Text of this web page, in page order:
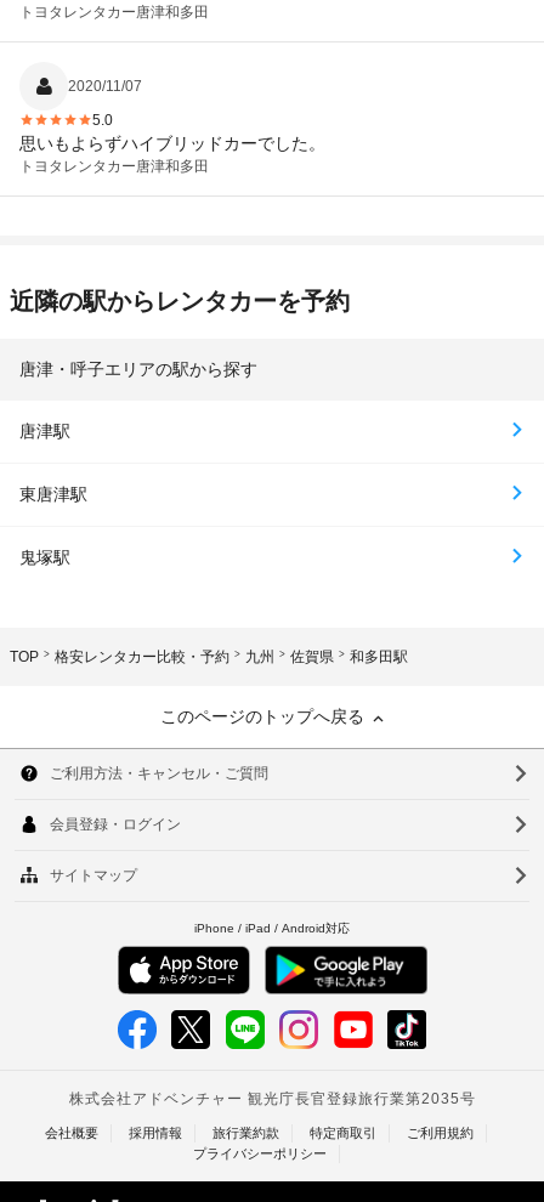
トヨタレンタカー唐津和多田
2020/11/07
5.0
思いもよらずハイブリッドカーでした。
トヨタレンタカー唐津和多田
近隣の駅からレンタカーを予約
唐津・呼子エリアの駅から探す
唐津駅
東唐津駅
鬼塚駅
TOP 格安レンタカー比較・予約 九州 佐賀県 和多田駅
このページのトップへ戻る